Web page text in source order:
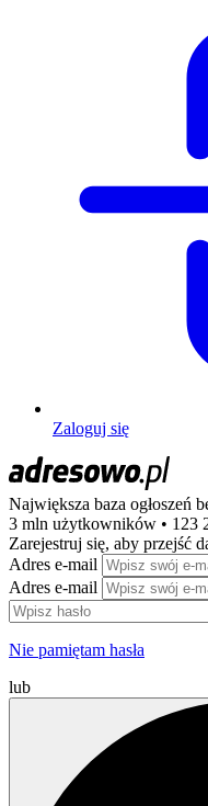
Zaloguj się
Największa baza ogłoszeń
3 mln użytkowników • 123
Zarejestruj się, aby przejść
Adres e-mail
Adres e-mail
Nie pamiętam hasła
lub